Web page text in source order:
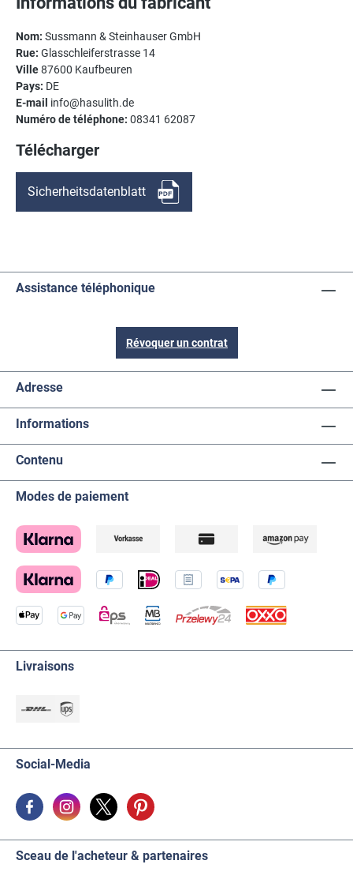
Nom: Sussmann & Steinhauser GmbH
Rue: Glasschleiferstrasse 14
Ville87600 Kaufbeuren
Pays: DE
E-mail info@hasulith.de
Numéro de téléphone: 08341 62087
Télécharger
Sicherheitsdatenblatt
Assistance téléphonique
Révoquer un contrat
Adresse
Informations
Contenu
Modes de paiement
Livraisons
Social-Media
Sceau de l'acheteur & partenaires